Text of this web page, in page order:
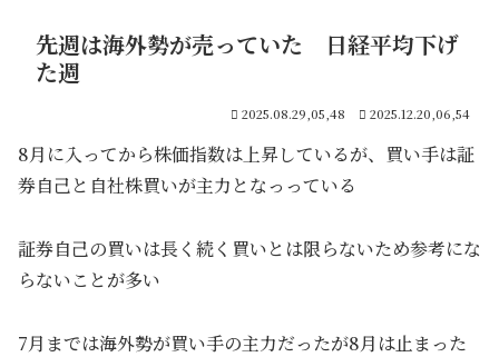
先週は海外勢が売っていた 日経平均下げ
た週
2025.08.29,05,48 2025.12.20,06,54
8月に入ってから株価指数は上昇しているが、買い手は証
券自己と自社株買いが主力となっっている
証券自己の買いは長く続く買いとは限らないため参考にな
らないことが多い
7月までは海外勢が買い手の主力だったが8月は止まった